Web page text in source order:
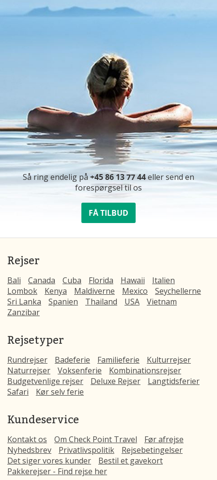
Så ring endelig på +45 86 13 77 44eller send en
forespørgsel til os
FÅ TILBUD
Rejser
Bali Canada Cuba Florida Hawaii
Italien
Lombok
Kenya Maldiverne Mexico
Seychellerne
Sri Lanka
Spanien Thailand USA
Vietnam
Zanzibar
Rejsetyper
Rundrejser Badeferie Familieferie
Kulturrejser
Naturrejser
Voksenferie
Kombinationsrejser
Budgetvenlige rejser
Deluxe Rejser
Langtidsferier
Safari
Kør selv ferie
Kundeservice
Kontakt os Om Check Point Travel
Før afrejse
Nyhedsbrev
Privatlivspolitik
Rejsebetingelser
Det siger vores kunder
Bestil et gavekort
Pakkerejser - Find rejse her